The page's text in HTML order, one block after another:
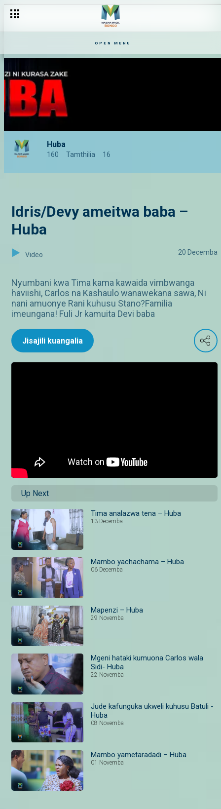
OPEN MENU
Huba
160 Tamthilia 16
Idris/Devy ameitwa baba –
Huba
Video 20 Decemba
Nyumbani kwa Tima kama kawaida vimbwanga
haviishi, Carlos na Kashaulo wanawekana sawa, Ni
nani amuonye Rani kuhusu Stano?Familia
imeungana! Fuli Jr kamuita Devi baba
Jisajili kuangalia
Up Next
Tima analazwa tena – Huba
13 Decemba
Mambo yachachama – Huba
06 Decemba
Mapenzi – Huba
29 Novemba
Mgeni hataki kumuona Carlos wala
Sidi- Huba
22 Novemba
Jude kafunguka ukweli kuhusu Batuli -
Huba
08 Novemba
Mambo yametaradadi – Huba
01 Novemba